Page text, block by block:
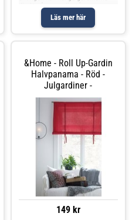
Läs mer här
direkt på en gardinstång genom
de gömda hällorna eller använda
ringar, nålkrokar eller fingerkrokar.
Snören i rynkbandet gö
&Home - Roll Up-Gardin
Halvpanama - Röd -
Julgardiner -
149 kr